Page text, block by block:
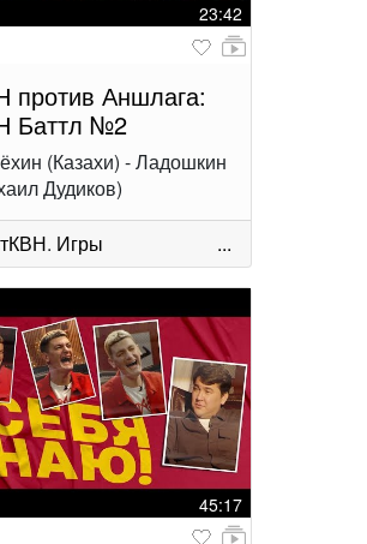
23:42
против Аншлага:
Баттл №2
(Казахи) - Ладошкин
Дудиков)
. Игры ...
45:17